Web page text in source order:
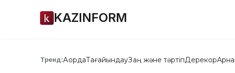
KAZINFORM
Тренд:АқордаТағайындауЗаң және тәртіпДерекқор